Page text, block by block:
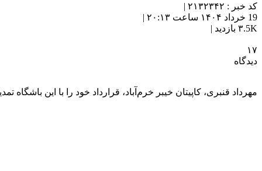
کد خبر : ۲۱۳۲۳۴۲ |
19 خرداد ۱۴۰۴ ساعت ۲۰:۱۳ |
۳.5K بازدید |
۱۷
دیدگاه
مهرداد قنبری، کاپیتان خیبر خرم‌آباد، قرارداد خود را با این باشگاه